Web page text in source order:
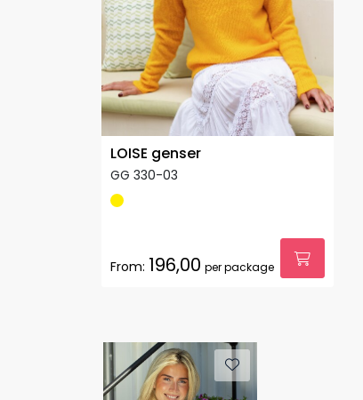
LOISE genser
GG 330-03
From: 196,00 per package